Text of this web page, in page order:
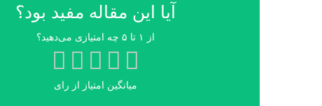
آیا این مقاله مفید بود؟
از ۱ تا ۵ چه امتیازی می‌دهید؟
میانگین امتیاز از رای